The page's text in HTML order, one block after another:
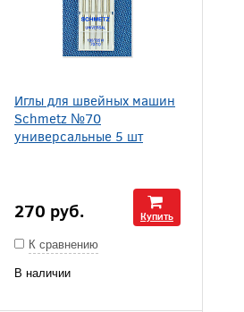
Иглы для швейных машин
Schmetz №70
универсальные 5 шт
270 руб. Купить
К сравнению
В наличии